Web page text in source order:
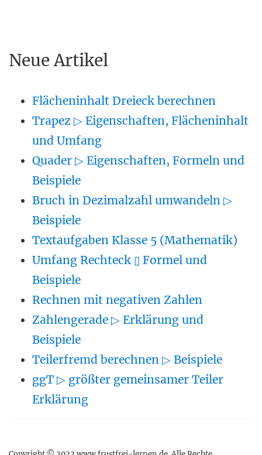
Neue Artikel
Flächeninhalt Dreieck berechnen
Trapez ▷ Eigenschaften, Flächeninhalt
und Umfang
Quader ▷ Eigenschaften, Formeln und
Beispiele
Bruch in Dezimalzahl umwandeln ▷
Beispiele
Textaufgaben Klasse 5 (Mathematik)
Umfang Rechteck ▯ Formel und
Beispiele
Rechnen mit negativen Zahlen
Zahlengerade ▷ Erklärung und
Beispiele
Teilerfremd berechnen ▷ Beispiele
ggT ▷ größter gemeinsamer Teiler
Erklärung